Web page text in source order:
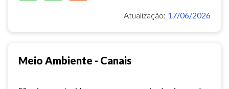
Atualização: 17/06/2026
Meio Ambiente - Canais